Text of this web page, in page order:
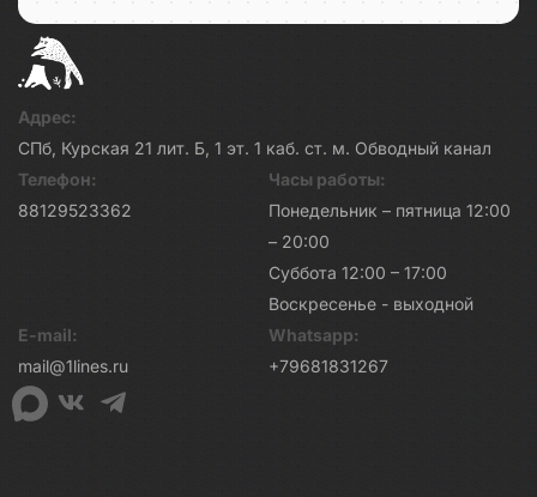
Адрес:
СПб, Курская 21 лит. Б, 1 эт. 1 каб. ст. м. Обводный канал
Телефон:
88129523362
Часы работы:
Понедельник – пятница 12:00
– 20:00
Суббота 12:00 – 17:00
Воскресенье - выходной
E-mail:
mail@1lines.ru
Whatsapp:
+79681831267